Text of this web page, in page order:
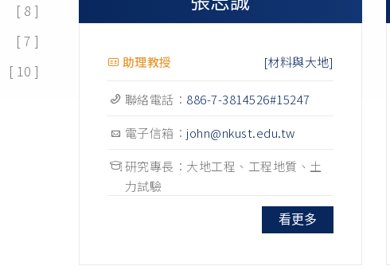
助理教授 [材料與大地]
聯絡電話： 886-7-3814526#15247
電子信箱： john@nkust.edu.tw
研究專長：大地工程、工程地質、土
力試驗
看更多
[ 8 ]
[ 7 ]
[ 10 ]